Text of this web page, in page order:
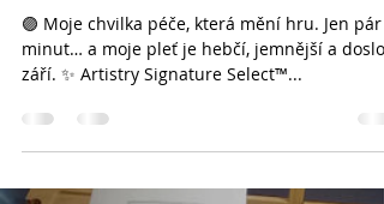
🟣 Moje chvilka péče, která mění hru. Jen pár
minut… a moje pleť je hebčí, jemnější a
září. ✨ Artistry Signature Select™...